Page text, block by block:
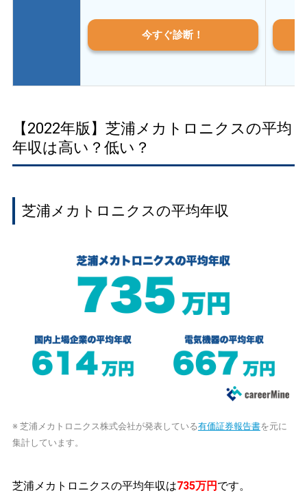
今すぐ診断！
【2022年版】芝浦メカトロニクスの平均
年収は高い？低い？
芝浦メカトロニクスの平均年収
※ 芝浦メカトロニクス株式会社が発表している有価証券報告書を元に
集計しています。
芝浦メカトロニクスの平均年収は735万円 です。